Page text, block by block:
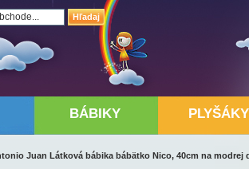
Hľadaj
BÁBIKY PLYŠÁKY
Juan Látková bábika bábätko Nico, 40cm na modrej